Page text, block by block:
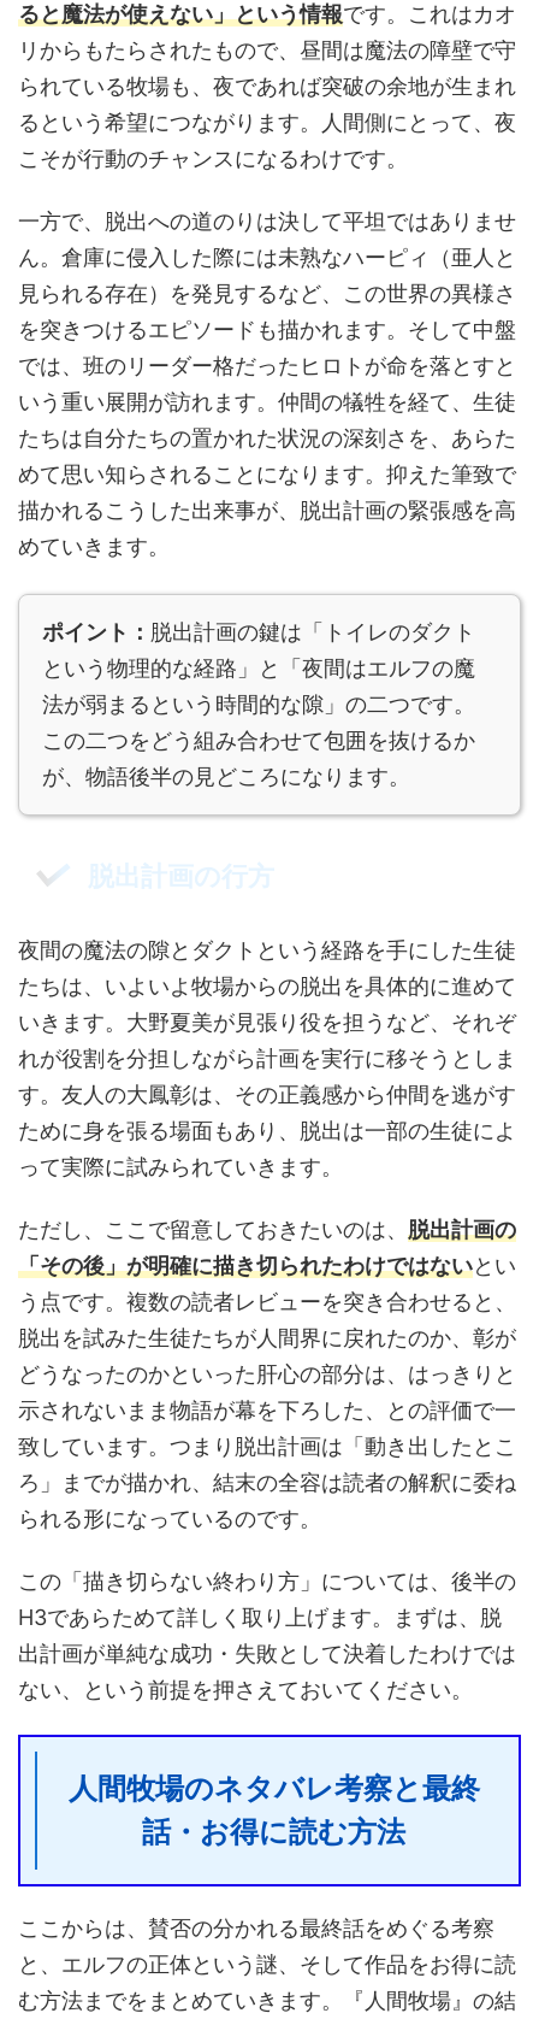
ると魔法が使えない」という情報です。これはカオ
リからもたらされたもので、昼間は魔法の障壁で守
られている牧場も、夜であれば突破の余地が生まれ
るという希望につながります。人間側にとって、夜
こそが行動のチャンスになるわけです。
一方で、脱出への道のりは決して平坦ではありませ
ん。倉庫に侵入した際には未熟なハーピィ（亜人と
見られる存在）を発見するなど、この世界の異様さ
を突きつけるエピソードも描かれます。そして中盤
では、班のリーダー格だったヒロトが命を落とすと
いう重い展開が訪れます。仲間の犠牲を経て、生徒
たちは自分たちの置かれた状況の深刻さを、あらた
めて思い知らされることになります。抑えた筆致で
描かれるこうした出来事が、脱出計画の緊張感を高
めていきます。
ポイント： 脱出計画の鍵は「トイレのダクト
という物理的な経路」と「夜間はエルフの魔
法が弱まるという時間的な隙」の二つです。
この二つをどう組み合わせて包囲を抜けるか
が、物語後半の見どころになります。
脱出計画の行方
夜間の魔法の隙とダクトという経路を手にした生徒
たちは、いよいよ牧場からの脱出を具体的に進めて
いきます。大野夏美が見張り役を担うなど、それぞ
れが役割を分担しながら計画を実行に移そうとしま
す。友人の大鳳彰は、その正義感から仲間を逃がす
ために身を張る場面もあり、脱出は一部の生徒によ
って実際に試みられていきます。
ただし、ここで留意しておきたいのは、 脱出計画の
「その後」が明確に描き切られたわけではないとい
う点です。複数の読者レビューを突き合わせると、
脱出を試みた生徒たちが人間界に戻れたのか、彰が
どうなったのかといった肝心の部分は、はっきりと
示されないまま物語が幕を下ろした、との評価で一
致しています。つまり脱出計画は「動き出したとこ
ろ」までが描かれ、結末の全容は読者の解釈に委ね
られる形になっているのです。
この「描き切らない終わり方」については、後半の
H3であらためて詳しく取り上げます。まずは、脱
出計画が単純な成功・失敗として決着したわけでは
ない、という前提を押さえておいてください。
人間牧場のネタバレ考察と最終
話・お得に読む方法
ここからは、賛否の分かれる最終話をめぐる考察
と、エルフの正体という謎、そして作品をお得に読
む方法までをまとめていきます。『人間牧場』の結